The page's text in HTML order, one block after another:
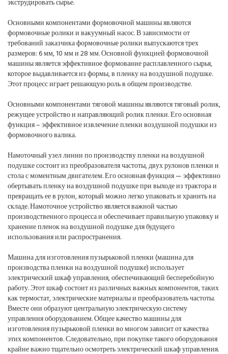
экструдировать сырье.
Основными компонентами формовочной машины являются
формовочные ролики и вакуумный насос. В зависимости от
требований заказчика формовочные ролики выпускаются трех
размеров: 6 мм, 10 мм и 28 мм. Основной функцией формовочной
машины является эффективное формование расплавленного сырья,
которое выдавливается из формы, в пленку на воздушной подушке.
Этот процесс играет решающую роль в общем производстве.
Основными компонентами тяговой машины являются тяговый ролик,
режущее устройство и направляющий ролик пленки. Его основная
функция – эффективное извлечение пленки воздушной подушки из
формовочного валика.
Намоточный узел линии по производству пленки на воздушной
подушке состоит из преобразователя частоты, двух рулонов пленки и
стола с моментным двигателем. Его основная функция — эффективно
обертывать пленку на воздушной подушке при выходе из трактора и
превращать ее в рулон, который можно легко упаковать и хранить на
складе. Намоточное устройство является важной частью
производственного процесса и обеспечивает правильную упаковку и
хранение пленок на воздушной подушке для будущего
использования или распространения.
Машина для изготовления пузырьковой пленки (машина для
производства пленки на воздушной подушке) использует
электрический шкаф управления, обеспечивающий бесперебойную
работу. Этот шкаф состоит из различных важных компонентов, таких
как термостат, электрические материалы и преобразователь частоты.
Вместе они образуют центральную электрическую систему
управления оборудованием. Общее качество машины для
изготовления пузырьковой пленки во многом зависит от качества
этих компонентов. Следовательно, при покупке такого оборудования
крайне важно тщательно осмотреть электрический шкаф управления.